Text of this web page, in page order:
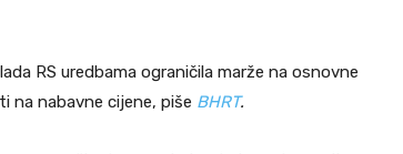
RS uredbama ograničila marže na osnovne
na nabavne cijene, piše BHRT.